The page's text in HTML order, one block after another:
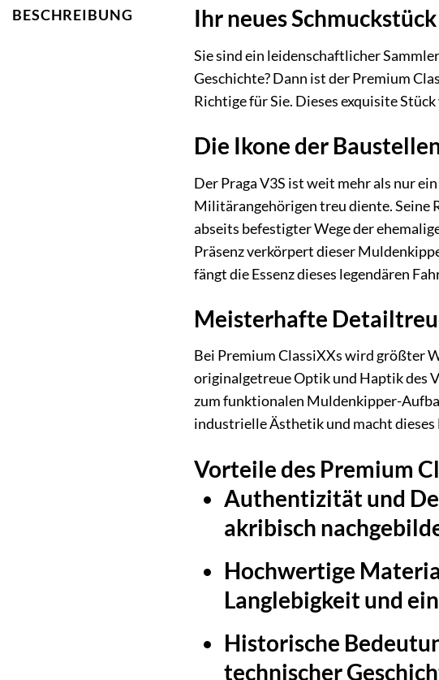
BESCHREIBUNG Ihr neues
Sie sind ein leidenschaftlicher
Geschichte? Dann ist der Premium
Richtige für Sie. Dieses exquisite
Die Ikone der
Der Praga V3S ist weit mehr als nur
Militärangehörigen treu diente. Seine
abseits befestigter Wege der
Präsenz verkörpert dieser
fängt die Essenz dieses legendären
Meisterhafte
Bei Premium ClassiXXs wird größter
originalgetreue Optik und Haptik des
zum funktionalen Muldenkipper-
industrielle Ästhetik und macht
Vorteile des Premium
Authentizität und
akribisch
Hochwertige
Langlebigkeit und
Historische
technischer